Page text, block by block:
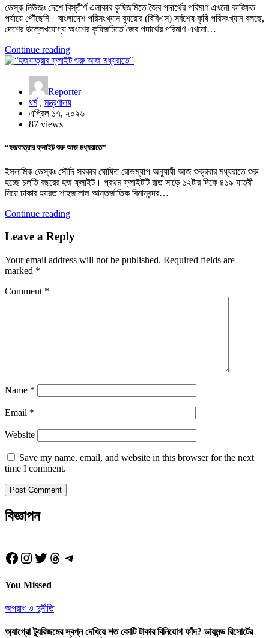
ডেস্ক নিউজঃ দেশে বিস্তীর্ণ এলাকার কৃষিজমিতে জৈব পদার্থের পরিমাণ এখনো কাঙ্ক্ষিত
পর্যায়ে পৌঁছেনি। বাংলাদেশ পরিসংখ্যান ব্যুরোর (বিবিএস) সর্বশেষ কৃষি পরিসংখ্যান বলছে,
দেশের উল্লেখযোগ্য অংশের কৃষিজমিতে জৈব পদার্থের পরিমাণ এখনো…
Continue reading
Reporter
ধর্ম, মন্ত্রণালয়
এপ্রিল ১৭, ২০২৬
87 views
“হজযাত্রার ফ্লাইট শুরু আজ মধ্যরাতে”
ইসলামিক ডেস্কঃ সৌদি সরকার ঘোষিত রোডম্যাপ অনুযায়ী আজ শুক্রবার মধ্যরাতে শুরু
হচ্ছে চলতি বছরের হজ ফ্লাইট। প্রথম ফ্লাইটটি রাত সাড়ে ১২টার দিকে ৪১৯ যাত্রী
নিয়ে ঢাকার হযরত শাহজালাল আন্তর্জাতিক বিমানবন্দর…
Continue reading
Leave a Reply
Your email address will not be published. Required fields are
marked *
Comment *
Name *
Email *
Website
Save my name, email, and website in this browser for the next
time I comment.
বিজ্ঞাপন
Facebook
Instagram
Twitter
Threads
Telegram
You Missed
অপরাধ ও দুর্নীতি
অ্যাগ্রো ট্যুরিজমের স্বপ্ন দেখিয়ে শত কোটি টাকার বিনিয়োগ ফাঁদ? ডায়মন্ড রিসোর্টের